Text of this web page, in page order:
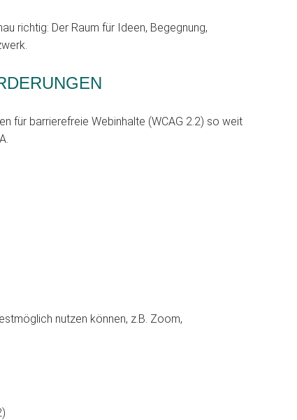
richtig: Der Raum für Ideen, Begegnung,
für barrierefreie Webinhalte (WCAG 2.2) so weit
nutzen können, z.B. Zoom,